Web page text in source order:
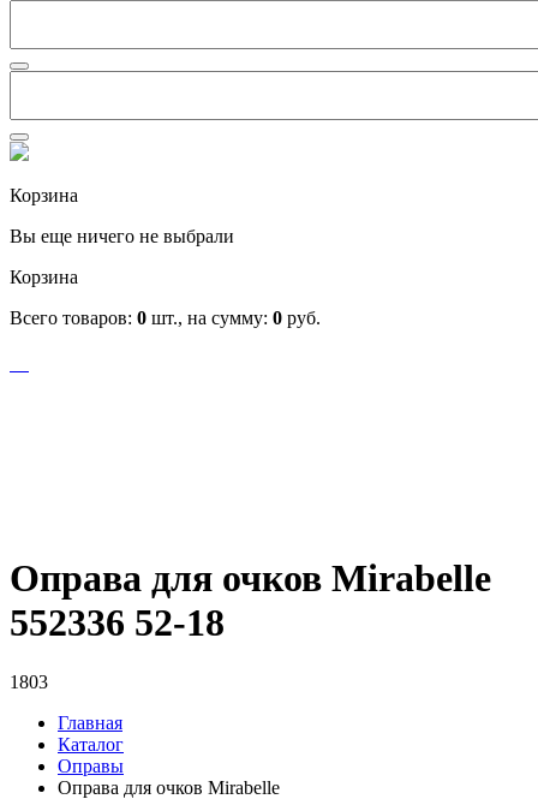
Корзина
Вы еще ничего не выбрали
Корзина
Всего товаров: 0 шт., на сумму: 0 руб.
Оправа для очков Mirabelle
552336 52-18
1803
Главная
Каталог
Оправы
Оправа для очков Mirabelle